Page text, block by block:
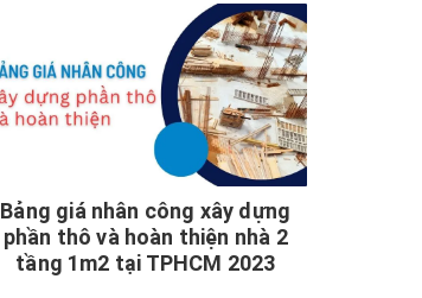
Bảng giá nhân công xây dựng
phần thô và hoàn thiện nhà 2
tầng 1m2 tại TPHCM 2023